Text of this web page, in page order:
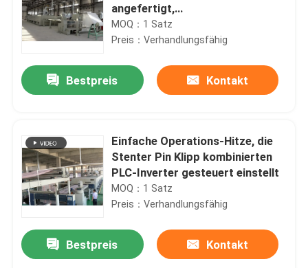
angefertigt,
Humanisierungsentwurf
MOQ：1 Satz
Preis：Verhandlungsfähig
Bestpreis Kontakt
Einfache Operations-Hitze, die
Stenter Pin Klipp kombinierten
PLC-Inverter gesteuert einstellt
MOQ：1 Satz
Preis：Verhandlungsfähig
Bestpreis Kontakt